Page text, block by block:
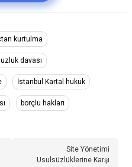
kurtulma
davası
İstanbul Kartal hukuk
borçlu hakları
Site Yönetimi
Usulsüzlüklerine Karşı